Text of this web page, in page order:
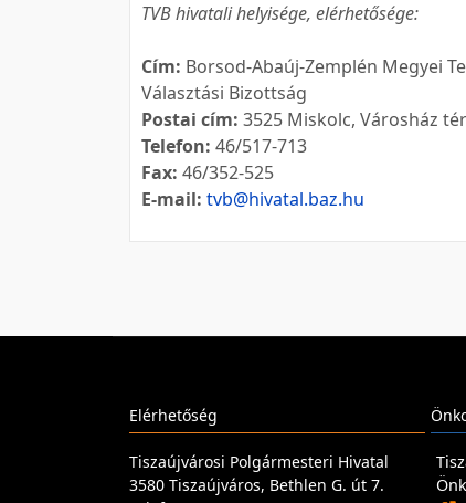
TVB hivatali helyisége, elérhetősége:
Cím: Borsod-Abaúj-Zemplén Megyei
Választási Bizottság
Postai cím: 3525 Miskolc, Városház
Telefon: 46/517-713
Fax: 46/352-525
E-mail: tvb@hivatal.baz.hu
Elérhetőség
Tiszaújvárosi Polgármesteri Hivatal
3580 Tiszaújváros, Bethlen G. út 7.